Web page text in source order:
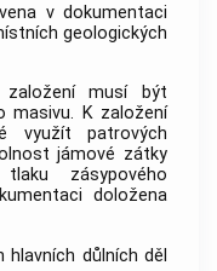
v dokumentaci
geologických
musí být
masivu. K založení
využít patrových
jámové zátky
zásypového
doložena
důlních děl